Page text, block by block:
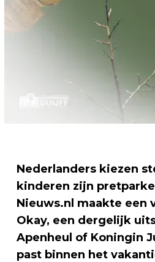
Nederlanders kiezen
kinderen zijn
Nieuws.nl maakte een
Okay, een dergelijk
Apenheul of Koningin
past binnen het